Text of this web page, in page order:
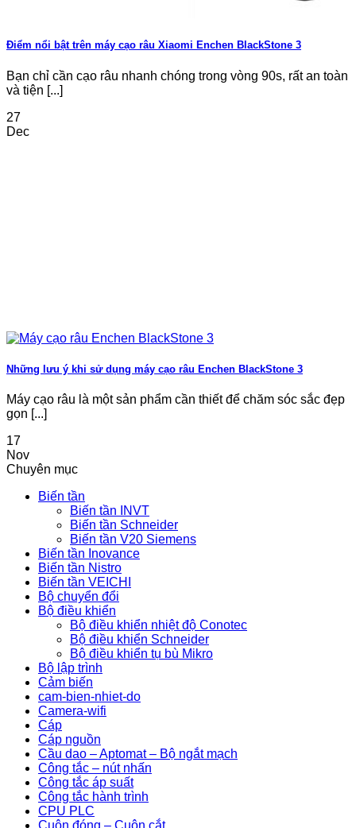
Điểm nổi bật trên máy cạo râu Xiaomi Enchen BlackStone 3
Bạn chỉ cần cạo râu nhanh chóng trong vòng 90s, rất an toàn
và tiện [...]
27
Dec
Những lưu ý khi sử dụng máy cạo râu Enchen BlackStone 3
Máy cạo râu là một sản phẩm cần thiết để chăm sóc sắc đẹp
gọn [...]
17
Nov
Chuyên mục
Biến tần
Biến tần INVT
Biến tần Schneider
Biến tần V20 Siemens
Biến tần Inovance
Biến tần Nistro
Biến tần VEICHI
Bộ chuyển đổi
Bộ điều khiển
Bộ điều khiển nhiệt độ Conotec
Bộ điều khiển Schneider
Bộ điều khiển tụ bù Mikro
Bộ lập trình
Cảm biến
cam-bien-nhiet-do
Camera-wifi
Cáp
Cáp nguồn
Cầu dao – Aptomat – Bộ ngắt mạch
Công tắc – nút nhấn
Công tắc áp suất
Công tắc hành trình
CPU PLC
Cuộn đóng – Cuộn cắt